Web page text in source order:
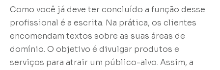
Como você já deve ter concluído a função desse
profissional é a escrita. Na prática, os clientes
encomendam textos sobre as suas áreas de
domínio. O objetivo é divulgar produtos e
serviços para atrair um público-alvo. Assim, a